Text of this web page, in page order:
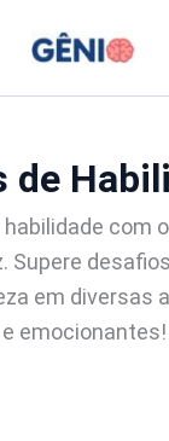
de
com
Supere
em diversas
emocionantes!